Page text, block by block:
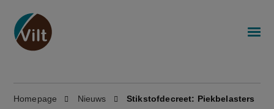
Homepage Nieuws
Stikstofdecreet: Piekbelasters